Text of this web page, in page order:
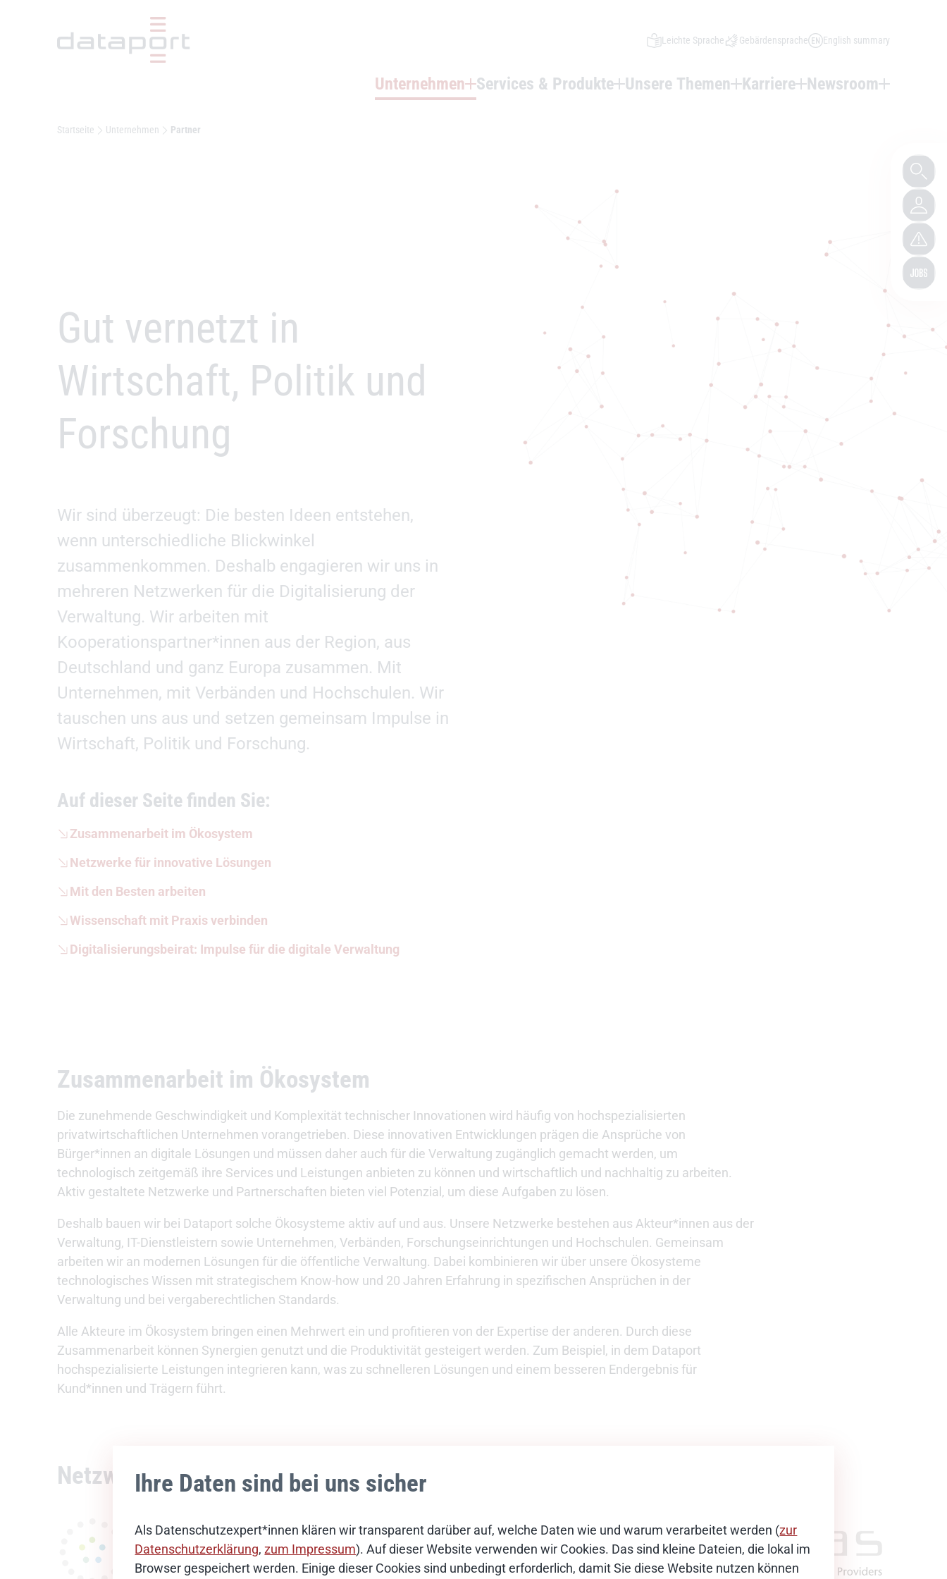
Ihre Daten sind bei uns sicher
Als Datenschutzexpert*innen klären wir transparent darüber auf, welche Daten wie und warum verarbeitet werden (zur
Datenschutzerklärung,zum Impressum). Auf dieser Website verwenden wir Cookies. Das sind kleine Dateien, die lokal im
Browser gespeichert werden. Einige dieser Cookies sind unbedingt erforderlich, damit Sie diese Website nutzen können
Leichte Sprache Gebärdensprache English summary
Unternehmen Services & Produkte Unsere Themen Karriere Newsroom
Startseite Unternehmen Partner
Gut vernetzt in
Wirtschaft, Politik und
Forschung
Wir sind überzeugt: Die besten Ideen entstehen,
wenn unterschiedliche Blickwinkel
zusammenkommen. Deshalb engagieren wir uns in
mehreren Netzwerken für die Digitalisierung der
Verwaltung. Wir arbeiten mit
Kooperationspartner*innen aus der Region, aus
Deutschland und ganz Europa zusammen. Mit
Unternehmen, mit Verbänden und Hochschulen. Wir
tauschen uns aus und setzen gemeinsam Impulse in
Wirtschaft, Politik und Forschung.
Auf dieser Seite finden Sie:
Zusammenarbeit im Ökosystem
Netzwerke für innovative Lösungen
Mit den Besten arbeiten
Wissenschaft mit Praxis verbinden
Digitalisierungsbeirat: Impulse für die digitale Verwaltung
Zusammenarbeit im Ökosystem
Die zunehmende Geschwindigkeit und Komplexität technischer Innovationen wird häufig von hochspezialisierten
privatwirtschaftlichen Unternehmen vorangetrieben. Diese innovativen Entwicklungen prägen die Ansprüche von
Bürger*innen an digitale Lösungen und müssen daher auch für die Verwaltung zugänglich gemacht werden, um
technologisch zeitgemäß ihre Services und Leistungen anbieten zu können und wirtschaftlich und nachhaltig zu arbeiten.
Aktiv gestaltete Netzwerke und Partnerschaften bieten viel Potenzial, um diese Aufgaben zu lösen.
Deshalb bauen wir bei Dataport solche Ökosysteme aktiv auf und aus. Unsere Netzwerke bestehen aus Akteur*innen aus der
Verwaltung, IT-Dienstleistern sowie Unternehmen, Verbänden, Forschungseinrichtungen und Hochschulen. Gemeinsam
arbeiten wir an modernen Lösungen für die öffentliche Verwaltung. Dabei kombinieren wir über unsere Ökosysteme
technologisches Wissen mit strategischem Know-how und 20 Jahren Erfahrung in spezifischen Ansprüchen in der
Verwaltung und bei vergaberechtlichen Standards.
Alle Akteure im Ökosystem bringen einen Mehrwert ein und profitieren von der Expertise der anderen. Durch diese
Zusammenarbeit können Synergien genutzt und die Produktivität gesteigert werden. Zum Beispiel, in dem Dataport
hochspezialisierte Leistungen integrieren kann, was zu schnelleren Lösungen und einem besseren Endergebnis für
Kund*innen und Trägern führt.
Netzwerke für innovative Lösungen